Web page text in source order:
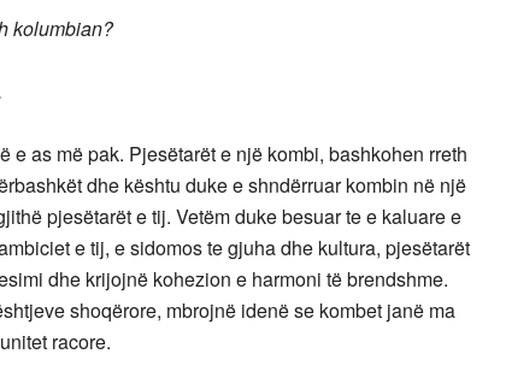
kolumbian?
e as më pak. Pjesëtarët e një kombi, bashkohen rreth
dhe kështu duke e shndërruar kombin në një
pjesëtarët e tij. Vetëm duke besuar te e kaluare e
e tij, e sidomos te gjuha dhe kultura, pjesëtarët
dhe krijojnë kohezion e harmoni të brendshme.
shoqërore, mbrojnë idenë se kombet janë ma
racore.